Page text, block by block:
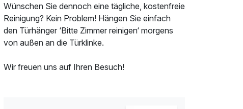
Wünschen Sie dennoch eine tägliche, kostenfreie
Reinigung? Kein Problem! Hängen Sie einfach
den Türhänger ‘Bitte Zimmer reinigen‘ morgens
von außen an die Türklinke.
Wir freuen uns auf Ihren Besuch!